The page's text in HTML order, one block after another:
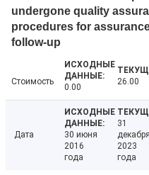
undergone quality
procedures for
follow-up
Стоимость
0.00
26.00
Дата
30 июня
2016
года
31
декабря
2023
года